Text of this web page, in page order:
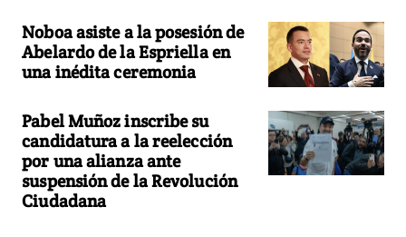
Noboa asiste a la posesión de
Abelardo de la Espriella en
una inédita ceremonia
Pabel Muñoz inscribe su
candidatura a la reelección
por una alianza ante
suspensión de la Revolución
Ciudadana